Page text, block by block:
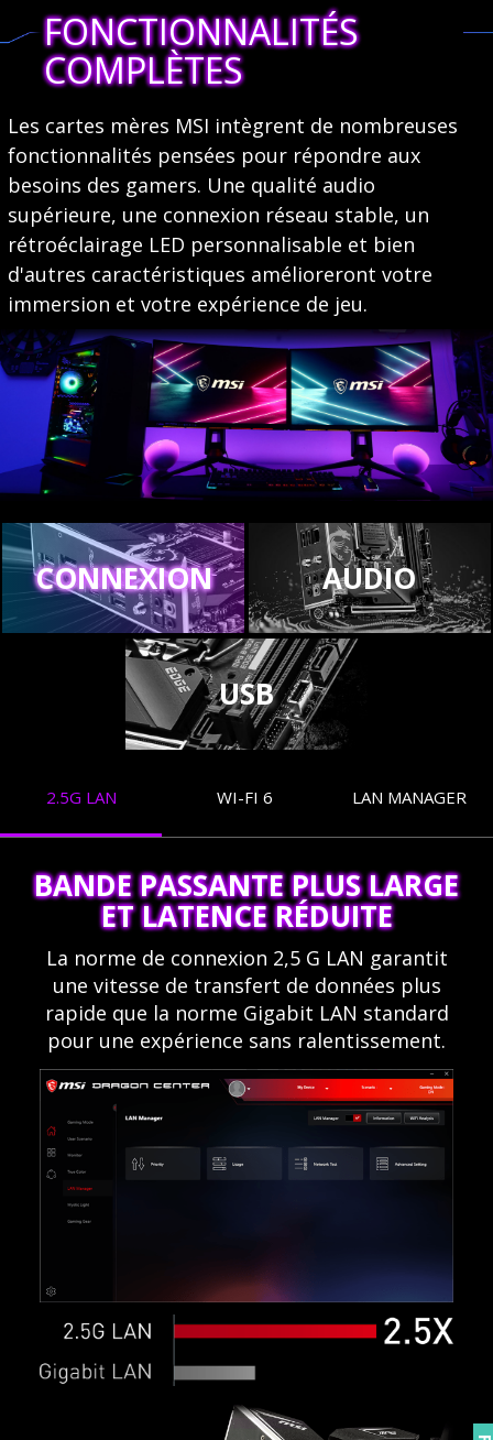
FONCTIONNALITÉS
COMPLÈTES
Les cartes mères MSI intègrent de nombreuses
fonctionnalités pensées pour répondre aux
besoins des gamers. Une qualité audio
supérieure, une connexion réseau stable, un
rétroéclairage LED personnalisable et bien
d'autres caractéristiques amélioreront votre
immersion et votre expérience de jeu.
CONNEXION AUDIO
USB
2.5G LAN WI-FI 6 LAN MANAGER
BANDE PASSANTE PLUS LARGE
ET LATENCE RÉDUITE
La norme de connexion 2,5 G LAN garantit
une vitesse de transfert de données plus
rapide que la norme Gigabit LAN standard
pour une expérience sans ralentissement.